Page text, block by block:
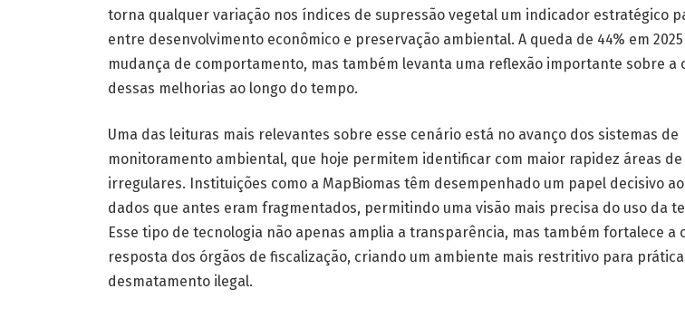
torna qualquer variação nos índices de supressão vegetal um indicador estratégico
entre desenvolvimento econômico e preservação ambiental. A queda de 44% em
mudança de comportamento, mas também levanta uma reflexão importante sobre a
dessas melhorias ao longo do tempo.
Uma das leituras mais relevantes sobre esse cenário está no avanço dos sistemas de
monitoramento ambiental, que hoje permitem identificar com maior rapidez áreas de
irregulares. Instituições como a MapBiomas têm desempenhado um papel decisivo
dados que antes eram fragmentados, permitindo uma visão mais precisa do uso da
Esse tipo de tecnologia não apenas amplia a transparência, mas também fortalece a
resposta dos órgãos de fiscalização, criando um ambiente mais restritivo para
desmatamento ilegal.